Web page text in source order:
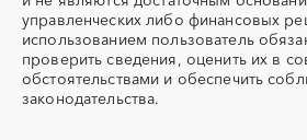
Автоматизация
Автомобильные весы
Автотранспорт
Адсорбенты
управленческих либо финансовых
использованием пользователь
проверить сведения, оценить их в
обстоятельствами и обеспечить
законодательства.